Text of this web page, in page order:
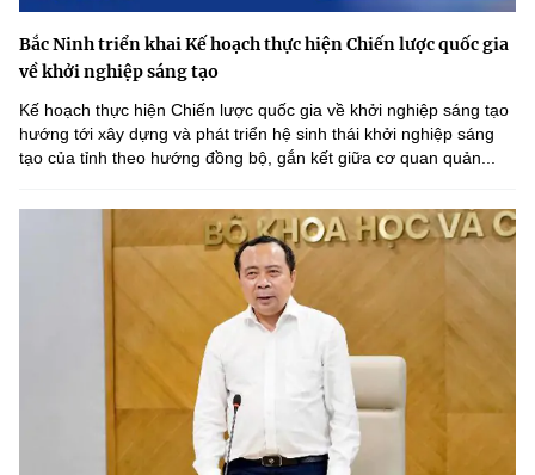
Bắc Ninh triển khai Kế hoạch thực hiện Chiến lược quốc gia
về khởi nghiệp sáng tạo
Kế hoạch thực hiện Chiến lược quốc gia về khởi nghiệp sáng tạo
hướng tới xây dựng và phát triển hệ sinh thái khởi nghiệp sáng
tạo của tỉnh theo hướng đồng bộ, gắn kết giữa cơ quan quản...